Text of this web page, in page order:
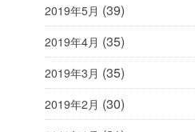
2019年5月 (39)
2019年4月 (35)
2019年3月 (35)
2019年2月 (30)